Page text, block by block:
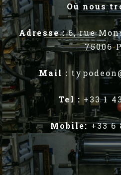
Où nous
Adresse : 6, rue
75006
Mail :
Tel : +33 1
Mobile: +33 6